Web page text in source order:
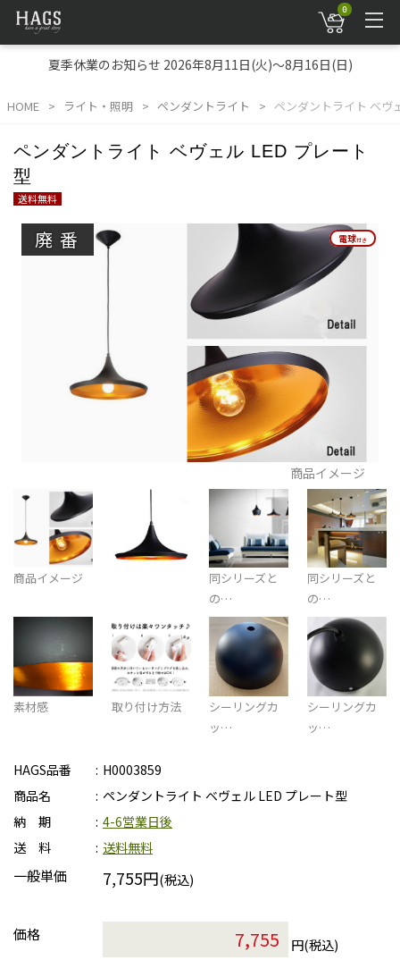
0
夏季休業のお知らせ 2026年8月11日(火)～8月16日(日)
HOME ライト・照明 ペンダントライト ペンダントライト ベヴ
ペンダントライト ベヴェル LED プレート
型
送料無料
廃番 電球付き
電球付き
商品イメージ
商品イメージ
同シリーズと
の…
同シリーズと
の…
素材感 取り付け方法
シーリングカ
ッ…
シーリングカ
ッ…
HAGS品番
H0003859
商品名
ペンダントライト ベヴェル LED プレート型
納 期
4-6営業日後
送 料
送料無料
一般単価 7,755円(税込)
価格
円(税込)